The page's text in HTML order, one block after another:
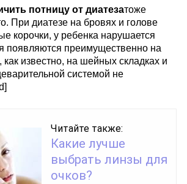
потницу от диатезатоже
При диатезе на бровях и голове
корочки, у ребенка нарушается
появляются преимущественно на
известно, на шейных складках и
системой не
Читайте также:
Какие лучше
выбрать линзы для
очков?